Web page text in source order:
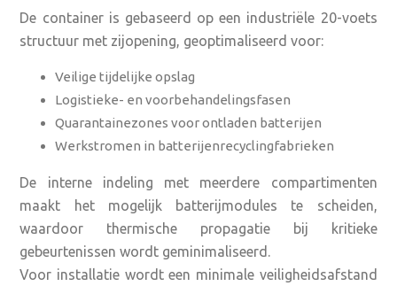
De container is gebaseerd op een industriële 20-voets
structuur met zijopening, geoptimaliseerd voor:
Veilige tijdelijke opslag
Logistieke- en voorbehandelingsfasen
Quarantainezones voor ontladen batterijen
Werkstromen in batterijenrecyclingfabrieken
De interne indeling met meerdere compartimenten
maakt het mogelijk batterijmodules te scheiden,
waardoor thermische propagatie bij kritieke
gebeurtenissen wordt geminimaliseerd.
Voor installatie wordt een minimale veiligheidsafstand